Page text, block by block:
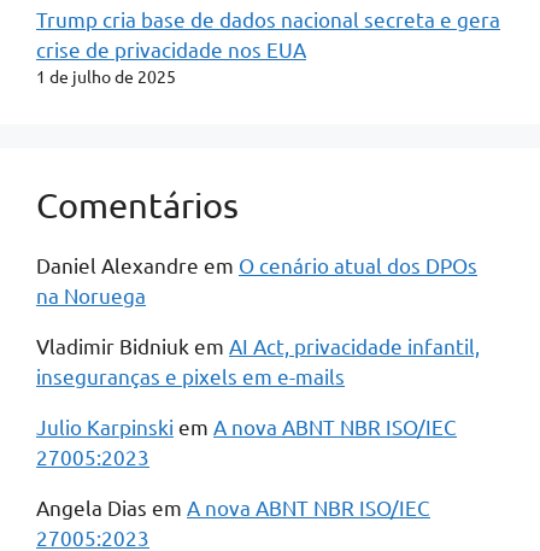
Trump cria base de dados nacional secreta e gera
crise de privacidade nos EUA
1 de julho de 2025
Comentários
Daniel Alexandre em O cenário atual dos DPOs
na Noruega
Vladimir Bidniuk em AI Act, privacidade infantil,
inseguranças e pixels em e-mails
Julio Karpinski em A nova ABNT NBR ISO/IEC
27005:2023
Angela Dias em A nova ABNT NBR ISO/IEC
27005:2023